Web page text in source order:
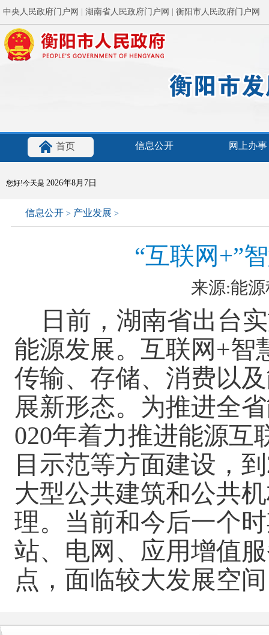
中央人民政府门户网 湖南省人民政府门户网 衡阳市人民政府门户网
首页 信息公开 网上办事
您好!今天是 2026年8月7日
信息公开 > 产业发展 >
“互联网+”
来源:能
日前，湖南省出台
能源发展。互联网+智
传输、存储、消费以
展新形态。为推进全
020年着力推进能源互
目示范等方面建设，
大型公共建筑和公共
理。当前和今后一个
站、电网、应用增值
点，面临较大发展空